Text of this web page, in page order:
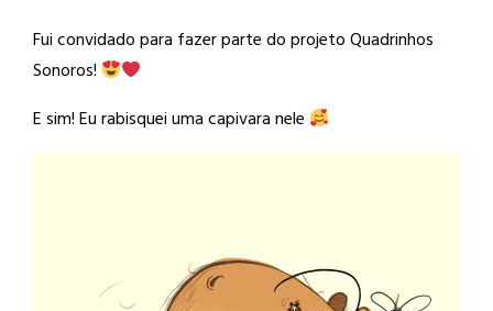
Fui convidado para fazer parte do projeto Quadrinhos
Sonoros!
E sim! Eu rabisquei uma capivara nele